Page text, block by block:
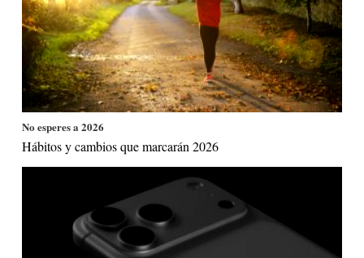
No esperes a 2026
Hábitos y cambios que marcarán 2026